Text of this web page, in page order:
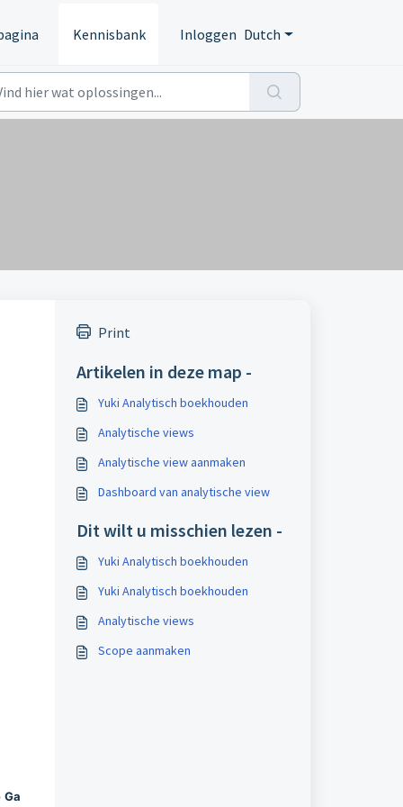
Kennisbank Inloggen Dutch
Ga
Print
Artikelen in deze map -
Yuki Analytisch boekhouden
Analytische views
Analytische view aanmaken
Dashboard van analytische view
Dit wilt u misschien lezen -
Yuki Analytisch boekhouden
Yuki Analytisch boekhouden
Analytische views
Scope aanmaken